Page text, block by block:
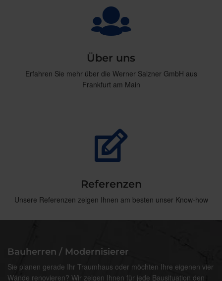
Über uns
Erfahren Sie mehr über die Werner Salzner GmbH aus
Frankfurt am Main
Referenzen
Unsere Referenzen zeigen Ihnen am besten unser Know-how
Bauherren / Modernisierer
Sie planen gerade Ihr Traumhaus oder möchten Ihre eigenen vier
Wände renovieren? Wir zeigen Ihnen für jede Bausituation den